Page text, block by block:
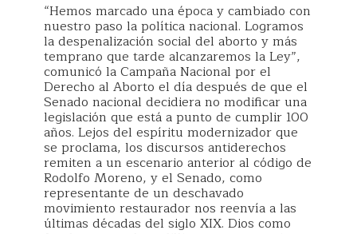
“Hemos marcado una época y cambiado con
nuestro paso la política nacional. Logramos
la despenalización social del aborto y más
temprano que tarde alcanzaremos la Ley”,
comunicó la Campaña Nacional por el
Derecho al Aborto el día después de que el
Senado nacional decidiera no modificar una
legislación que está a punto de cumplir 100
años. Lejos del espíritu modernizador que
se proclama, los discursos antiderechos
remiten a un escenario anterior al código de
Rodolfo Moreno, y el Senado, como
representante de un deschavado
movimiento restaurador nos reenvía a las
últimas décadas del siglo XIX. Dios como